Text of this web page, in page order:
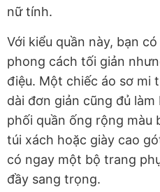
nữ tính.
Với kiểu quần này, bạn
phong cách tối giản
điệu. Một chiếc áo sơ mi
dài đơn giản cũng đủ
phối quần ống rộng màu
túi xách hoặc giày cao
có ngay một bộ trang
đầy sang trọng.